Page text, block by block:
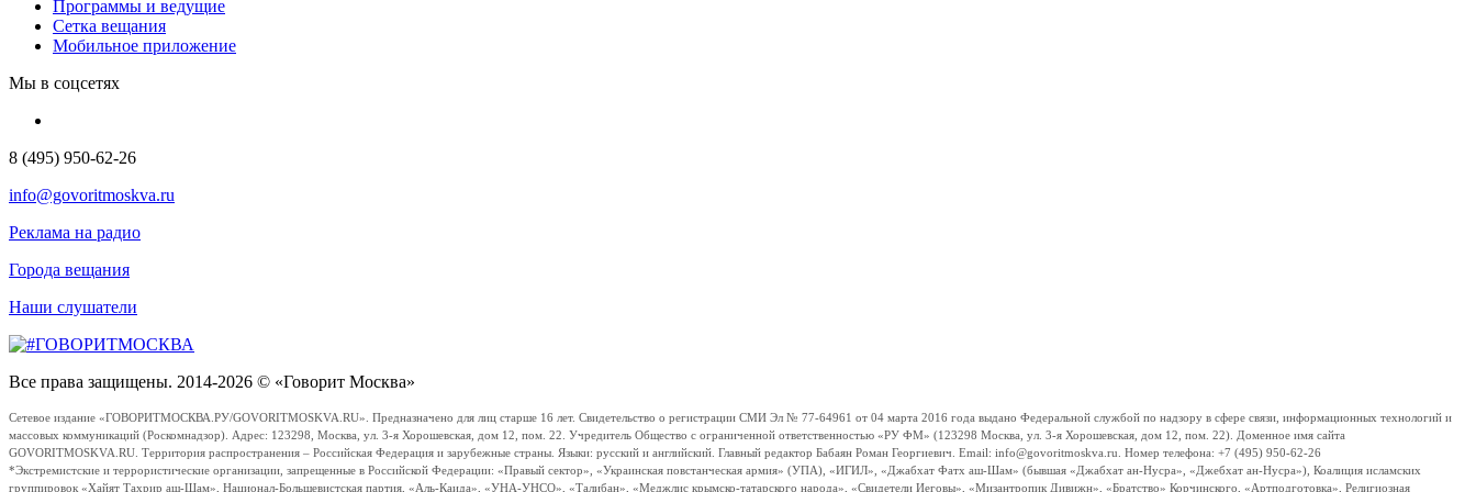
Программы и ведущие
Сетка вещания
Мобильное приложение
Мы в соцсетях
8 (495) 950-62-26
info@govoritmoskva.ru
Реклама на радио
Города вещания
Наши слушатели
Все права защищены. 2014-2026 © «Говорит Москва»
Сетевое издание «ГОВОРИТМОСКВА.РУ/GOVORITMOSKVA.RU». Предназначено для лиц старше 16 лет. Свидетельство о регистрации СМИ Эл № 77-64961 от 04 марта 2016 года выдано Федеральной службой по надзору в сфере связи, информационных технологий и
массовых коммуникаций (Роскомнадзор). Адрес: 123298, Москва, ул. 3-я Хорошевская, дом 12, пом. 22. Учредитель Общество с ограниченной ответственностью «РУ ФМ» (123298 Москва, ул. 3-я Хорошевская, дом 12, пом. 22). Доменное имя сайта
GOVORITMOSKVA.RU. Территория распространения – Российская Федерация и зарубежные страны. Языки: русский и английский. Главный редактор Бабаян Роман Георгиевич. Email: info@govoritmoskva.ru. Номер телефона: +7 (495) 950-62-26
*Экстремистские и террористические организации, запрещенные в Российской Федерации: «Правый сектор», «Украинская повстанческая армия» (УПА), «ИГИЛ», «Джабхат Фатх аш-Шам» (бывшая «Джабхат ан-Нусра», «Джебхат ан-Нусра»), Коалиция исламских
группировок «Хайят Тахрир аш-Шам», Национал-Большевистская партия, «Аль-Каида», «УНА-УНСО», «Талибан», «Меджлис крымско-татарского народа», «Свидетели Иеговы», «Мизантропик Дивижн», «Братство» Корчинского, «Артподготовка», Религиозная